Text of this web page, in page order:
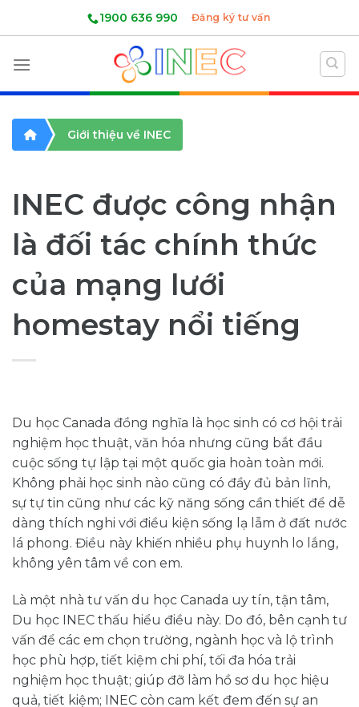
1900 636 990 Đăng ký tư vấn
Giới thiệu về INEC
INEC được công nhận
là đối tác chính thức
của mạng lưới
homestay nổi tiếng
Du học Canada đồng nghĩa là học sinh có cơ hội trải
nghiệm học thuật, văn hóa nhưng cũng bắt đầu
cuộc sống tự lập tại một quốc gia hoàn toàn mới.
Không phải học sinh nào cũng có đầy đủ bản lĩnh,
sự tự tin cũng như các kỹ năng sống cần thiết để dễ
dàng thích nghi với điều kiện sống lạ lẫm ở đất nước
lá phong. Điều này khiến nhiều phụ huynh lo lắng,
không yên tâm về con em.
Là một nhà tư vấn du học Canada uy tín, tận tâm,
Du học INEC thấu hiểu điều này. Do đó, bên cạnh tư
vấn để các em chọn trường, ngành học và lộ trình
học phù hợp, tiết kiệm chi phí, tối đa hóa trải
nghiệm học thuật; giúp đỡ làm hồ sơ du học hiệu
quả, tiết kiệm; INEC còn cam kết đem đến sự an